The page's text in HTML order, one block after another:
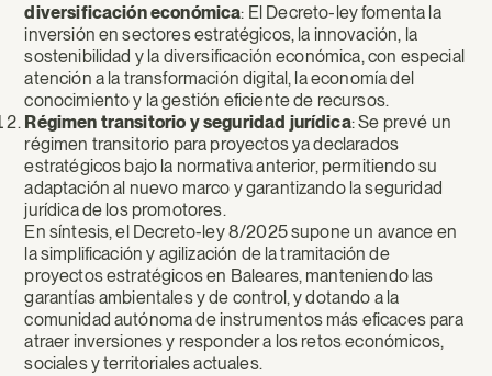
diversificación económica: El Decreto-ley fomenta la
inversión en sectores estratégicos, la innovación, la
sostenibilidad y la diversificación económica, con especial
atención a la transformación digital, la economía del
conocimiento y la gestión eficiente de recursos.
Régimen transitorio y seguridad jurídica: Se prevé un
régimen transitorio para proyectos ya declarados
estratégicos bajo la normativa anterior, permitiendo su
adaptación al nuevo marco y garantizando la seguridad
jurídica de los promotores.
En síntesis, el Decreto-ley 8/2025 supone un avance en
la simplificación y agilización de la tramitación de
proyectos estratégicos en Baleares, manteniendo las
garantías ambientales y de control, y dotando a la
comunidad autónoma de instrumentos más eficaces para
atraer inversiones y responder a los retos económicos,
sociales y territoriales actuales.